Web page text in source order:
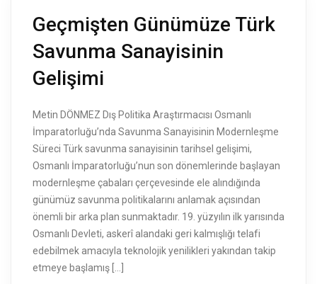
Geçmişten Günümüze Türk
Savunma Sanayisinin
Gelişimi
Metin DÖNMEZ Dış Politika Araştırmacısı Osmanlı
İmparatorluğu’nda Savunma Sanayisinin Modernleşme
Süreci Türk savunma sanayisinin tarihsel gelişimi,
Osmanlı İmparatorluğu’nun son dönemlerinde başlayan
modernleşme çabaları çerçevesinde ele alındığında
günümüz savunma politikalarını anlamak açısından
önemli bir arka plan sunmaktadır. 19. yüzyılın ilk yarısında
Osmanlı Devleti, askerî alandaki geri kalmışlığı telafi
edebilmek amacıyla teknolojik yenilikleri yakından takip
etmeye başlamış […]